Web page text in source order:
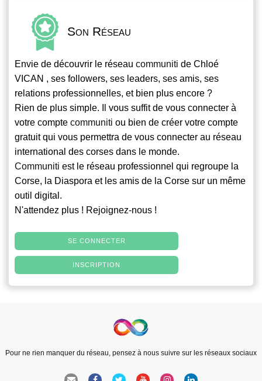
Son Réseau
Envie de découvrir le réseau communiti de Chloé
VICAN , ses followers, ses leaders, ses amis, ses
relations professionnelles, et bien plus encore ?
Rien de plus simple. Il vous suffit de vous connecter à
votre compte communiti ou bien de créer votre compte
gratuit qui vous permettra de vous connecter au réseau
international des corses dans le monde.
Communiti est le réseau professionnel qui regroupe la
Corse, la Diaspora et les amis de la Corse sur un même
outil digital.
N'attendez plus ! Rejoignez-nous !
SE CONNECTER
INSCRIPTION
Pour ne rien manquer du réseau, pensez à nous suivre sur les réseaux sociaux